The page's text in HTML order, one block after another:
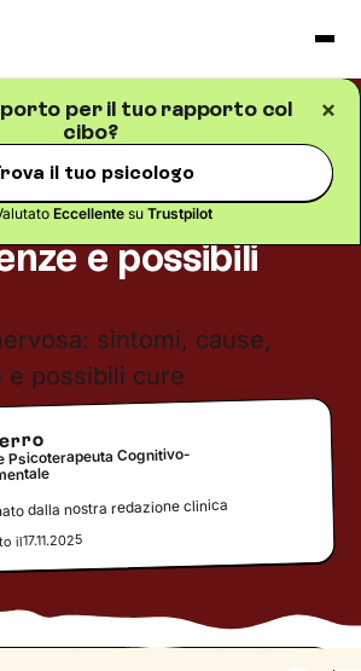
per il tuo rapporto col
cibo?
il tuo psicologo
Eccellentesu Trustpilot
minuti di lettura
nervosa:
e possibili
Psicoterapeuta Cognitivo-
dalla nostra redazione clinica
il17.11.2025